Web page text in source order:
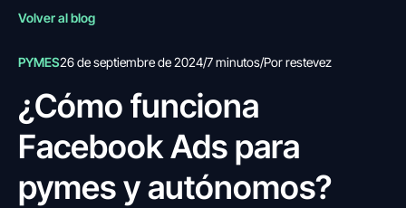
Volver al blog
PYMES26 de septiembre de 2024/7 minutos/Por restevez
¿Cómo funciona
Facebook Ads para
pymes y autónomos?